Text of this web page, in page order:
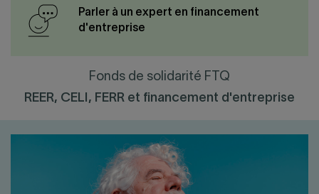
Parler à un expert en financement
d'entreprise
Fonds de solidarité FTQ
REER, CELI, FERR et financement d'entreprise